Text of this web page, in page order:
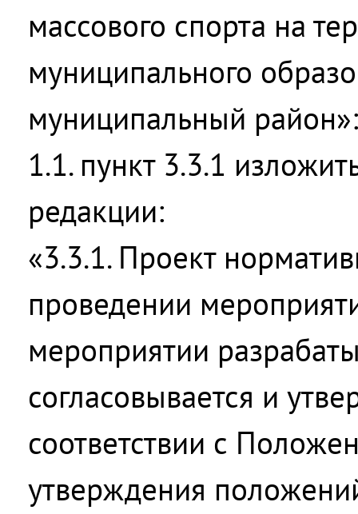
массового спорта на
муниципального
муниципальный район»:
1.1. пункт 3.3.1
редакции:
«3.3.1. Проект
проведении
мероприятии
согласовывается и
соответствии с
утверждения